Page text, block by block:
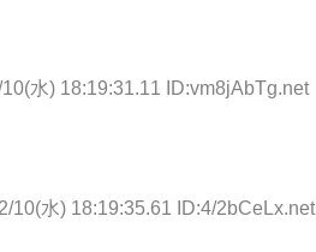
水) 18:19:31.11 ID:vm8jAbTg.net
10(水) 18:19:35.61 ID:4/2bCeLx.net